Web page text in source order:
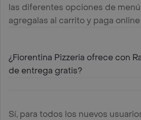
las diferentes opciones de
agregalas al carrito y paga online
¿Fiorentina Pizzeria ofrece con
de entrega gratis?
Sí, para todos los nuevos